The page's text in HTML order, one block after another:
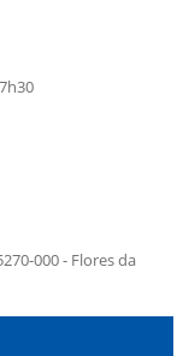
000 - Flores da